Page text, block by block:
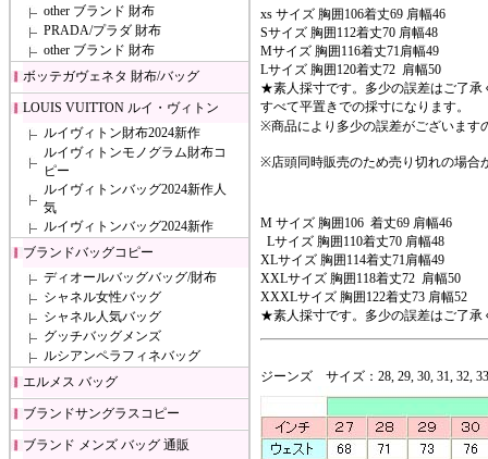
other ブランド 財布
PRADA/プラダ 財布
other ブランド 財布
ボッテガヴェネタ 財布/バッグ
LOUIS VUITTON ルイ・ヴィトン
ルイヴィトン財布2024新作
ルイヴィトンモノグラム財布コ
ピー
ルイヴィトンバッグ2024新作人
気
ルイヴィトンバッグ2024新作
ブランドバッグコピー
ディオールバッグバッグ/財布
シャネル女性バッグ
シャネル人気バッグ
グッチバッグメンズ
ルシアンペラフィネバッグ
エルメス バッグ
ブランドサングラスコピー
ブランド メンズ バッグ 通販
xs サイズ 胸囲106着丈69 肩幅46
Sサイズ 胸囲112着丈70 肩幅48
Mサイズ 胸囲116着丈71肩幅49
Lサイズ 胸囲120着丈72 肩幅50
★素人採寸です。多少の誤差はご了承
すべて平置きでの採寸になります。
※商品により多少の誤差がございます
※店頭同時販売のため売り切れの場合
M サイズ 胸囲106 着丈69 肩幅46
Lサイズ 胸囲110着丈70 肩幅48
XLサイズ 胸囲114着丈71肩幅49
XXLサイズ 胸囲118着丈72 肩幅50
XXXLサイズ 胸囲122着丈73 肩幅52
★素人採寸です。多少の誤差はご了承
ジーンズ サイズ：28, 29, 30, 31, 32,